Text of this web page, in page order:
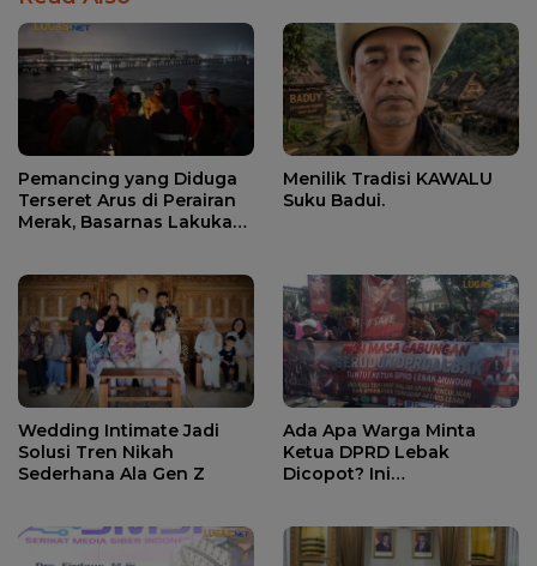
Pemancing yang Diduga
Terseret Arus di Perairan
Merak, Basarnas Lakukan
Menilik Tradisi KAWALU
Suku Badui.
Wedding Intimate Jadi
Solusi Tren Nikah
Sederhana Ala Gen Z
Ada Apa Warga Minta
Ketua DPRD Lebak
Dicopot? Ini